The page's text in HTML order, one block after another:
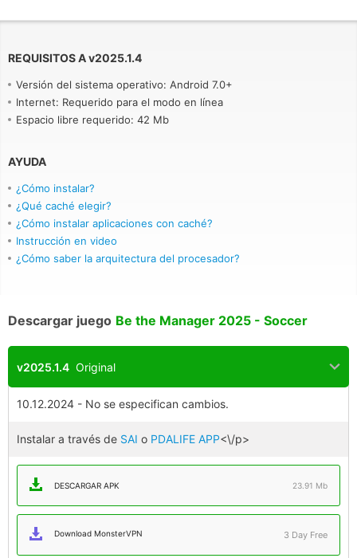
REQUISITOS Av2025.1.4
Versión del sistema operativo: Android 7.0+
Internet: Requerido para el modo en línea
Espacio libre requerido: 42 Mb
AYUDA
¿Cómo instalar?
¿Qué caché elegir?
¿Cómo instalar aplicaciones con caché?
Instrucción en video
¿Cómo saber la arquitectura del procesador?
Descargar juego Be the Manager 2025 - Soccer
v2025.1.4 Original
10.12.2024 - No se especifican cambios.
Instalar a través de SAI o PDALIFE APP<\/p>
DESCARGAR APK 23.91 Mb
Download MonsterVPN 3 Day Free